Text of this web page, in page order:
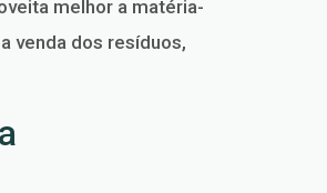
melhor a matéria-
venda dos resíduos,